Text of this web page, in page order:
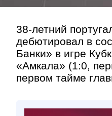
38-летний
дебютировал в
Банки» в игре
«Амкала» (1:0,
первом тайме